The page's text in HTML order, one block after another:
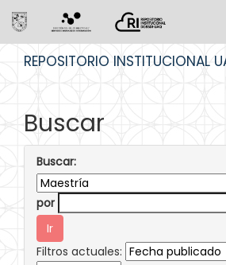
REPOSITORIO INSTITUCIONAL
Buscar
Buscar:
por
Filtros actuales: